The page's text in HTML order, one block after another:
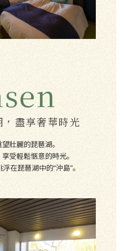
盡享奢華時光
壯麗的琵琶湖。
受輕鬆愜意的時光。
在琵琶湖中的“沖島”。